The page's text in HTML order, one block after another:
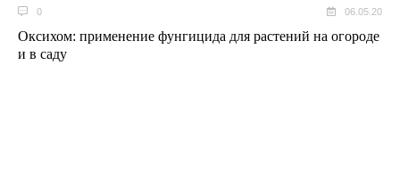
0 06.05.20
Оксихом: применение фунгицида для растений на огороде
и в саду